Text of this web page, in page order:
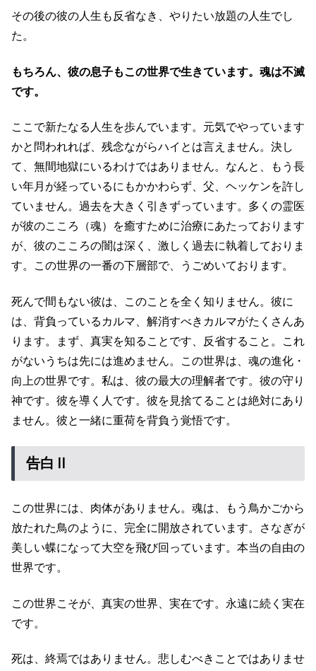
その後の彼の人生も反省なき、やりたい放題の人生でし
た。
もちろん、彼の息子もこの世界で生きています。魂は不滅
です。
ここで新たなる人生を歩んでいます。元気でやっています
かと問われれば、残念ながらハイとは言えません。決し
て、無間地獄にいるわけではありません。なんと、もう長
い年月が経っているにもかかわらず、父、ヘッケンを許し
ていません。過去を大きく引きずっています。多くの霊医
が彼のこころ（魂）を癒すために治療にあたっております
が、彼のこころの闇は深く、激しく過去に執着しておりま
す。この世界の一番の下層部で、うごめいております。
死んで間もない彼は、このことを全く知りません。彼に
は、背負っているカルマ、解消すべきカルマがたくさんあ
ります。まず、真実を知ることです、反省すること。これ
がないうちは先には進めません。この世界は、魂の進化・
向上の世界です。私は、彼の最大の理解者です。彼の守り
神です。彼を導く人です。彼を見捨てることは絶対にあり
ません。彼と一緒に重荷を背負う覚悟です。
告白Ⅱ
この世界には、肉体がありません。魂は、もう鳥かごから
放たれた鳥のように、完全に開放されています。さなぎが
美しい蝶になって大空を飛び回っています。本当の自由の
世界です。
この世界こそが、真実の世界、実在です。永遠に続く実在
です。
死は、終焉ではありません。悲しむべきことではありませ